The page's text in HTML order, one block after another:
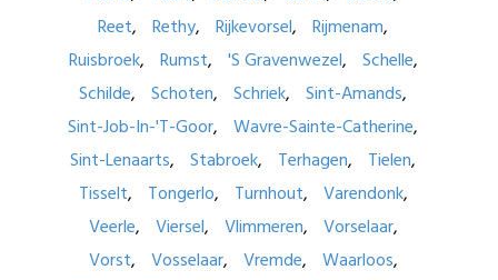
Reet
Rethy Rijkevorsel
Rijmenam
Ruisbroek
Rumst 'S Gravenwezel
Schelle
Schilde
Schoten Schriek
Sint-Amands
Sint-Job-In-'T-Goor
Wavre-Sainte-Catherine
Sint-Lenaarts
Stabroek Terhagen
Tielen
Tisselt
Tongerlo Turnhout
Varendonk
Veerle
Viersel Vlimmeren
Vorselaar
Vorst
Vosselaar Vremde
Waarloos